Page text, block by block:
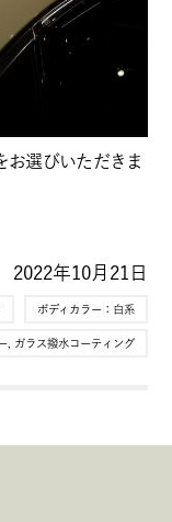
お選びいただきま
2022年10月21日
ボディカラー： 白系
, ガラス撥水コーティング